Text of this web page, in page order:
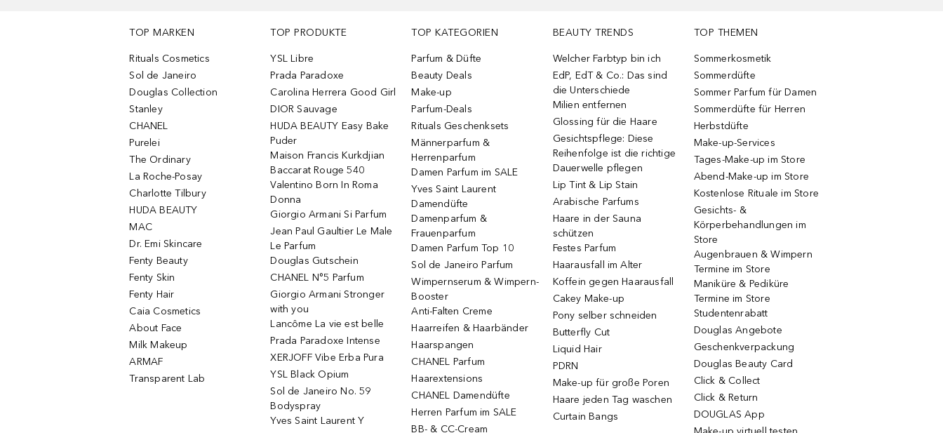
TOP MARKEN
Rituals Cosmetics
Sol de Janeiro
Douglas Collection
Stanley
CHANEL
Purelei
The Ordinary
La Roche-Posay
Charlotte Tilbury
HUDA BEAUTY
MAC
Dr. Emi Skincare
Fenty Beauty
Fenty Skin
Fenty Hair
Caia Cosmetics
About Face
Milk Makeup
ARMAF
Transparent Lab
TOP PRODUKTE
YSL Libre
Prada Paradoxe
Carolina Herrera Good Girl
DIOR Sauvage
HUDA BEAUTY Easy Bake
Puder
Maison Francis Kurkdjian
Baccarat Rouge 540
Valentino Born In Roma
Donna
Giorgio Armani Si Parfum
Jean Paul Gaultier Le Male
Le Parfum
Douglas Gutschein
CHANEL N°5 Parfum
Giorgio Armani Stronger
with you
Lancôme La vie est belle
Prada Paradoxe Intense
XERJOFF Vibe Erba Pura
YSL Black Opium
Sol de Janeiro No. 59
Bodyspray
Yves Saint Laurent Y
TOP KATEGORIEN
Parfum & Düfte
Beauty Deals
Make-up
Parfum-Deals
Rituals Geschenksets
Männerparfum &
Herrenparfum
Damen Parfum im SALE
Yves Saint Laurent
Damendüfte
Damenparfum &
Frauenparfum
Damen Parfum Top 10
Sol de Janeiro Parfum
Wimpernserum & Wimpern-
Booster
Anti-Falten Creme
Haarreifen & Haarbänder
Haarspangen
CHANEL Parfum
Haarextensions
CHANEL Damendüfte
Herren Parfum im SALE
BB- & CC-Cream
BEAUTY TRENDS
Welcher Farbtyp bin ich
EdP, EdT & Co.: Das sind
die Unterschiede
Milien entfernen
Glossing für die Haare
Gesichtspflege: Diese
Reihenfolge ist die richtige
Dauerwelle pflegen
Lip Tint & Lip Stain
Arabische Parfums
Haare in der Sauna
schützen
Festes Parfum
Haarausfall im Alter
Koffein gegen Haarausfall
Cakey Make-up
Pony selber schneiden
Butterfly Cut
Liquid Hair
PDRN
Make-up für große Poren
Haare jeden Tag waschen
Curtain Bangs
TOP THEMEN
Sommerkosmetik
Sommerdüfte
Sommer Parfum für Damen
Sommerdüfte für Herren
Herbstdüfte
Make-up-Services
Tages-Make-up im Store
Abend-Make-up im Store
Kostenlose Rituale im Store
Gesichts- &
Körperbehandlungen im
Store
Augenbrauen & Wimpern
Termine im Store
Maniküre & Pediküre
Termine im Store
Studentenrabatt
Douglas Angebote
Geschenkverpackung
Douglas Beauty Card
Click & Collect
Click & Return
DOUGLAS App